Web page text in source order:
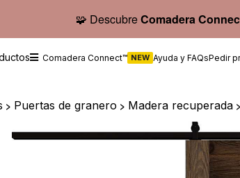
🧩 DescubreComadera
Comadera Connect™ NEW Ayuda y FAQsPedir
> Puertas de granero > Madera recuperada >